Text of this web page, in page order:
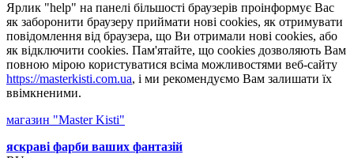
Ярлик "help" на панелі більшості браузерів проінформує Вас
як заборонити браузеру приймати нові cookies, як отримувати
повідомлення від браузера, що Ви отримали нові cookies, або
як відключити cookies. Пам'ятайте, що cookies дозволяють Вам
повною мірою користуватися всіма можливостями веб-сайту
https://masterkisti.com.ua, і ми рекомендуємо Вам залишати їх
ввімкненими.
магазин "Master Kisti"
яскраві фарби ваших фантазій